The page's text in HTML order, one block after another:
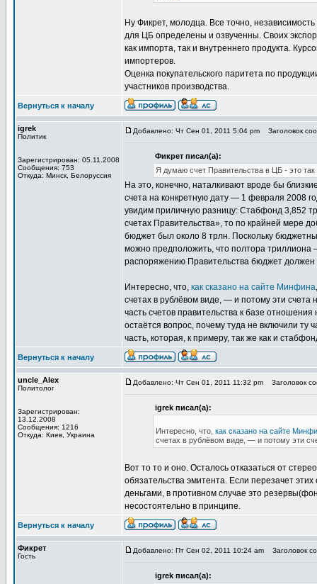
Ну Фикрет, молодца. Все точно,
для ЦБ определены и озвученны. Своих
как импорта, так и внутреннего продукта.
импортеров.
Оценка покупательского паритета по
участников производства.
Вернуться к началу
igrek
Политик
Зарегистрирован: 05.11.2008
Сообщения: 753
Откуда: Минск, Белоруссия
Добавлено: Чт Сен 01, 2011 5:04 pm Заголовок
Фикрет писал(а):
Я думаю счет Правительства в ЦБ - это
На это, конечно, наталкивают вроде бы
счета на конкретную дату — 1 февраля 2008
увидим приличную разницу: Стабфонд 3,852
счетах Правительства», то по крайней мере
бюджет был около 8 трлн. Поскольку
можно предположить, что полтора триллиона
распоряжению Правительства бюджет должен
Интересно, что, как сказано на сайте Минфина
счетах в рублёвом виде, — и потому эти счета
часть счетов правительства к базе
остаётся вопрос, почему туда не включили
часть, которая, к примеру, так же как и
Вернуться к началу
uncle_Alex
Политолог
Зарегистрирован:
13.12.2008
Сообщения: 1216
Откуда: Киев, Украина
Добавлено: Чт Сен 01, 2011 11:32 pm Заголовок
igrek писал(а):
Интересно, что, как сказано на сайте
счетах в рублёвом виде, — и потому эти
Вот то то и оно. Осталось отказаться от
обязательства эмитента. Если перезачет
деньгами, в противном случае это
несостоятельно в принципе.
Вернуться к началу
Фикрет
Гость
Добавлено: Пт Сен 02, 2011 10:24 am Заголовок
igrek писал(а):